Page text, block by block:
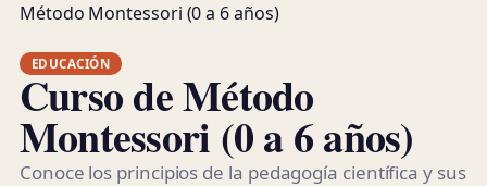
Método Montessori (0 a 6 años)
EDUCACIÓN
Curso de Método
Montessori (0 a 6 años)
Conoce los principios de la pedagogía científica y sus